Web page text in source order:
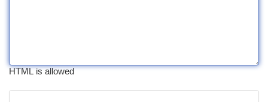
HTML is allowed